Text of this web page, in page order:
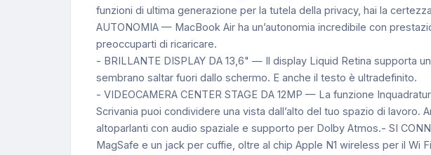
funzioni di ultima generazione per la tutela della privacy, hai la
AUTONOMIA — MacBook Air ha un’autonomia incredibile con
preoccuparti di ricaricare.
- BRILLANTE DISPLAY DA 13,6" — Il display Liquid Retina supporta
sembrano saltar fuori dallo schermo. E anche il testo è ultradefinito.
- VIDEOCAMERA CENTER STAGE DA 12MP — La funzione
Scrivania puoi condividere una vista dall’alto del tuo spazio di lavoro.
altoparlanti con audio spaziale e supporto per Dolby Atmos.- SI
MagSafe e un jack per cuffie, oltre al chip Apple N1 wireless per il